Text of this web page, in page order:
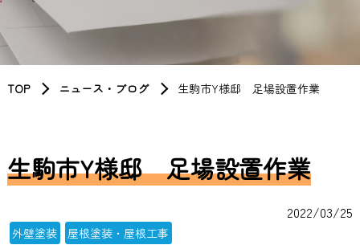
TOP ニュース・ブログ 生駒市Y様邸 足場設置作業
生駒市Y様邸 足場設置作業
2022/03/25
外壁塗装 屋根塗装・屋根工事